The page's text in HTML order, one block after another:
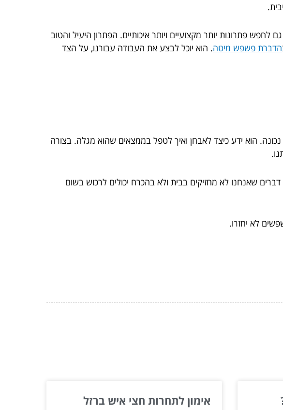
פתרונות יותר מקצועיים ויותר איכותיים. הפתרון היעיל והטוב
הדברת פשפש מיטה. הוא יוכל לבצע את העבודה עבורנו, על הצד
הוא ידע כיצד לאבחן ואיך לטפל בממצאים שהוא מגלה. בצורה
שאנחנו לא מחזיקים בבית ולא בהכרח יכולים לרכוש בשום
לא יחזרו.
אימון לתחרות חצי איש ברזל